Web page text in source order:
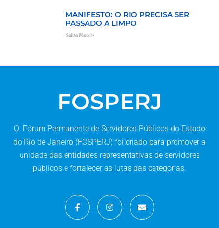
MANIFESTO: O RIO PRECISA SER
PASSADO A LIMPO
Saiba Mais »
FOSPERJ
O Fórum Permanente de Servidores Públicos do Estado
do Rio de Janeiro (FOSPERJ) foi criado para promover a
unidade das entidades representativas de servidores
públicos e fortalecer as lutas das categorias.